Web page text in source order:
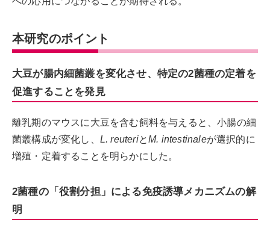
本研究のポイント
大豆が腸内細菌叢を変化させ、特定の2菌種の定着を
促進することを発見
離乳期のマウスに大豆を含む飼料を与えると、小腸の細
菌叢構成が変化し、 L. reuteriとM. intestinaleが選択的に
増殖・定着することを明らかにした。
2菌種の「役割分担」による免疫誘導メカニズムの解
明